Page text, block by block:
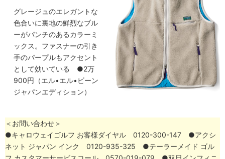
グレージュのエレガントな
色合いに裏地の鮮烈なブル
ーがパンチのあるカラーミ
ックス。ファスナーの引き
手のパープルもアクセント
として効いている ●2万
900円（エル•エル•ビーン
ジャパンエディション）
＜お問い合わせ＞
●キャロウェイゴルフ お客様ダイヤル 0120-300-147 ●アクシ
ネット ジャパン インク 0120-935-325 ●テーラーメイド ゴル